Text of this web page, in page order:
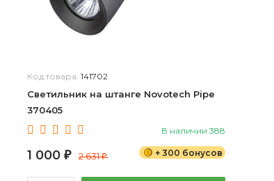
Код товара:141702
Светильник на штанге Novotech Pipe
370405
В наличии 388
1 000₽ 2 631₽ + 300 бонусов